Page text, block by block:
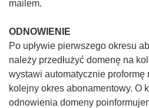
mailem.
ODNOWIENIE
Po upływie pierwszego okresu
należy przedłużyć domenę na
wystawi automatycznie proformę
kolejny okres abonamentowy. O
odnowienia domeny